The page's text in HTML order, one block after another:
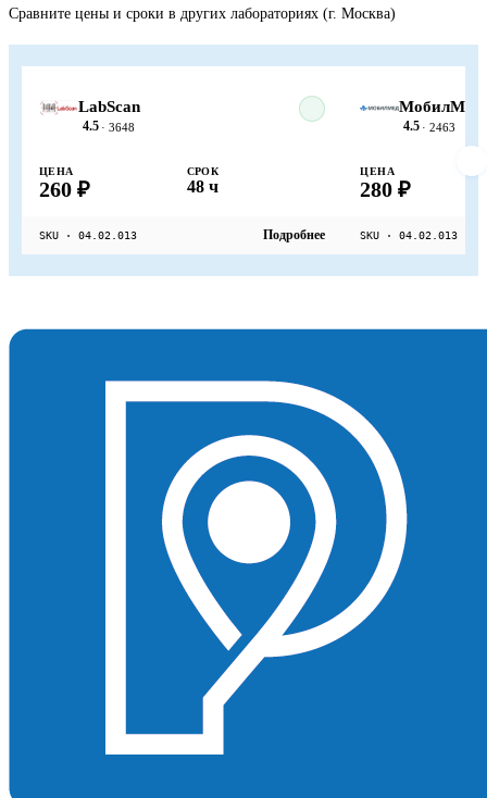
Сравните цены и сроки в других лабораториях (г. Москва)
LabScan
4.5 · 3648
ЦЕНА
260 ₽
СРОК
48 ч
SKU · 04.02.013 Подробнее
МобилМед
4.5 · 2463
ЦЕНА
280 ₽
SKU · 04.02.013